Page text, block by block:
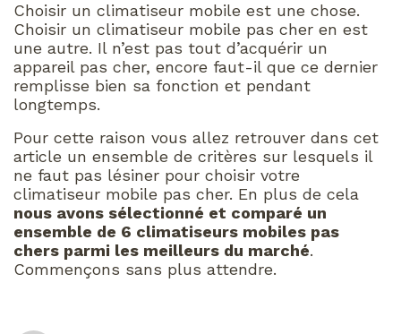
Choisir un climatiseur mobile est une chose.
Choisir un climatiseur mobile pas cher en est
une autre. Il n’est pas tout d’acquérir un
appareil pas cher, encore faut-il que ce dernier
remplisse bien sa fonction et pendant
longtemps.
Pour cette raison vous allez retrouver dans cet
article un ensemble de critères sur lesquels il
ne faut pas lésiner pour choisir votre
climatiseur mobile pas cher. En plus de cela
nous avons sélectionné et comparé un
ensemble de 6 climatiseurs mobiles pas
chers parmi les meilleurs du marché.
Commençons sans plus attendre.